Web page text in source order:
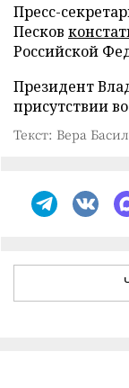
Пресс-
Песков
Российской
Президент
присутствии
Текст: Вера